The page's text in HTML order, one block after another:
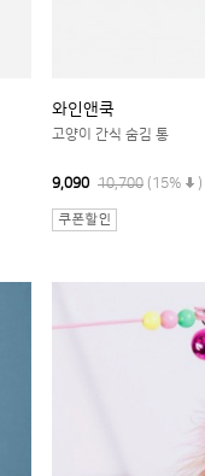
와인앤쿡
고양이 간식 숨김 통
9,090 10,700 (15% )